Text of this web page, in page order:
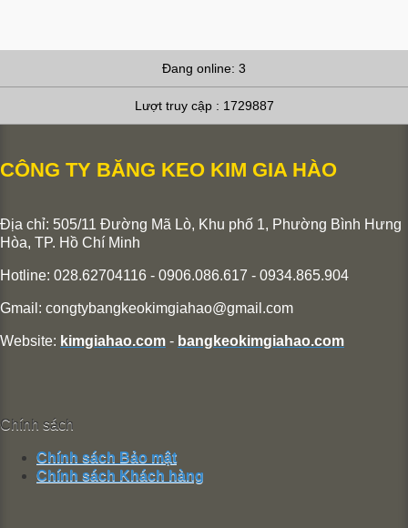
Đang online: 3
Lượt truy cập : 1729887
CÔNG TY BĂNG KEO KIM GIA HÀO
Địa chỉ: 505/11 Đường Mã Lò, Khu phố 1, Phường Bình Hưng
Hòa, TP. Hồ Chí Minh
Hotline: 028.62704116 - 0906.086.617 - 0934.865.904
Gmail: congtybangkeokimgiahao@gmail.com
Website: kimgiahao.com - bangkeokimgiahao.com
Chính sách
Chính sách Bảo mật
Chính sách Khách hàng